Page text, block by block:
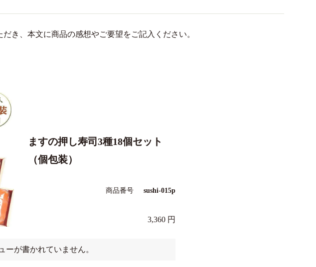
き、本文に商品の感想やご要望をご記入ください。
ますの押し寿司3種18個セット
（個包装）
商品番号 sushi-015p
3,360
ーが書かれていません。